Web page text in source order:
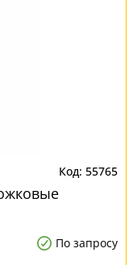
55765
По запросу